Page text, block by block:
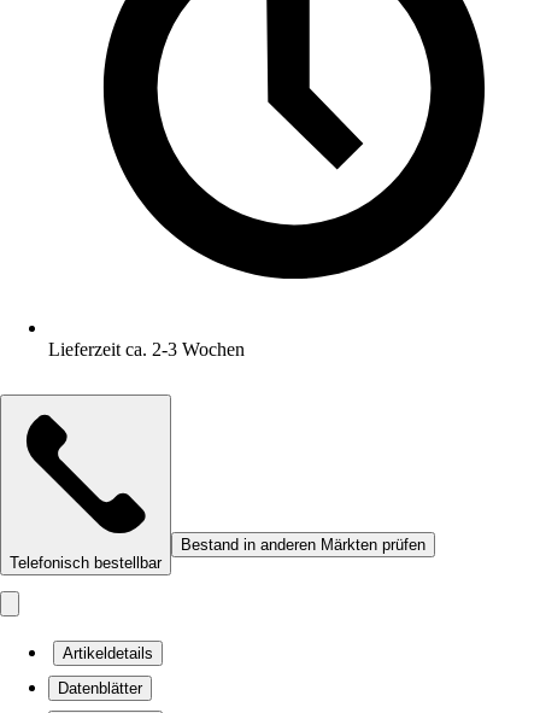
Lieferzeit ca. 2-3 Wochen
Telefonisch bestellbar
Bestand in anderen Märkten prüfen
Artikeldetails
Datenblätter